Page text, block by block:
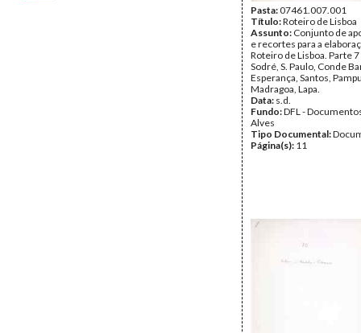
Pasta:07461.007.001
Título:Roteiro de Lisboa
Assunto: Conjunto de
e recortes para a
Roteiro de Lisboa. Parte 7
Sodré, S. Paulo, Conde
Esperança, Santos,
Madragoa, Lapa.
Data: s.d.
Fundo:DFL -
Alves
Tipo Documental:
Página(s): 11